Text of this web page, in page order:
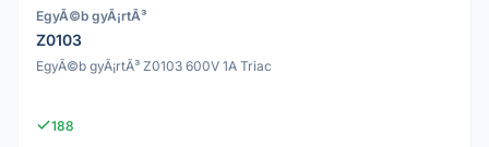
EgyÃ©b gyÃ¡rtÃ³
Z0103
EgyÃ©b gyÃ¡rtÃ³ Z0103 600V 1A Triac
188